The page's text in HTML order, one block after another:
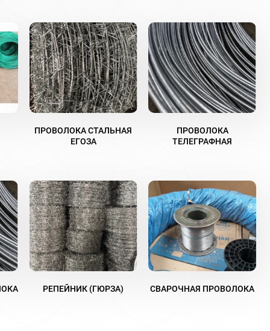
ПРОВОЛОКА СТАЛЬНАЯ
ЕГОЗА
ПРОВОЛОКА
ТЕЛЕГРАФНАЯ
РЕПЕЙНИК (ГЮРЗА) СВАРОЧНАЯ ПРОВОЛОКА